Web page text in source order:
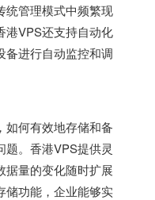
统管理模式中频繁现
港VPS还支持自动化
备进行自动监控和调
如何有效地存储和备
。香港VPS提供灵
据量的变化随时扩展
储功能，企业能够实